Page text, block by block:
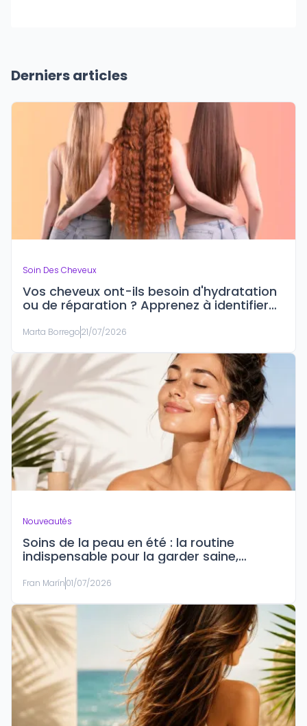
Derniers articles
Soin Des Cheveux
Vos cheveux ont-ils besoin d'hydratation
ou de réparation ? Apprenez à identifier
Marta Borrego21/07/2026
Nouveautés
Soins de la peau en été : la routine
indispensable pour la garder saine,
Fran Marín01/07/2026